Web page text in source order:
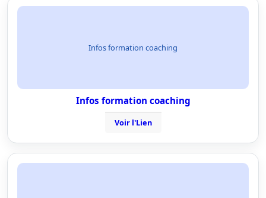
Infos formation coaching
Infos formation coaching
Voir l'Lien